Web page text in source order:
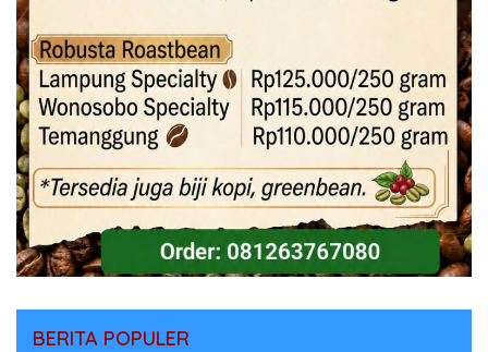
BERITA POPULER